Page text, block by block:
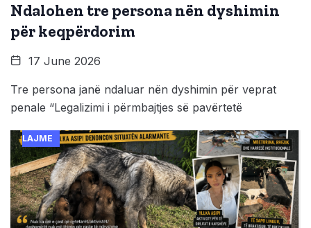
Ndalohen tre persona nën dyshimin
për keqpërdorim
17 June 2026
Tre persona janë ndaluar nën dyshimin për veprat
penale “Legalizimi i përmbajtjes së pavërtetë
LAJME